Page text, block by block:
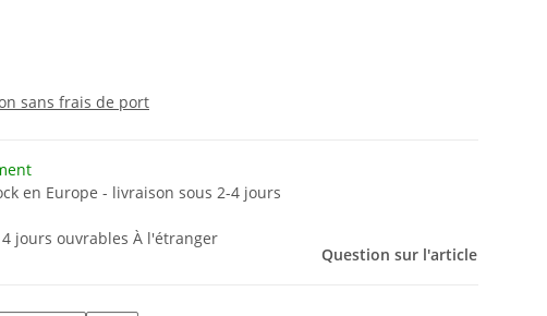
sans frais de port
en Europe - livraison sous 2-4 jours
jours ouvrables À l'étranger
Question sur l'article